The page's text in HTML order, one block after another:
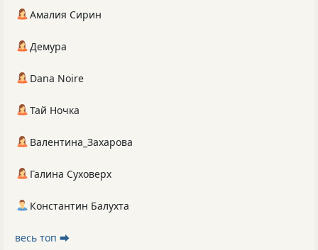
Амалия Сирин
Демура
Dana Noire
Тай Ночка
Валентина_Захарова
Галина Суховерх
Константин Балухта
весь топ ⮕